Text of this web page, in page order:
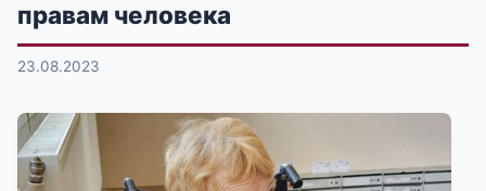
правам человека
23.08.2023